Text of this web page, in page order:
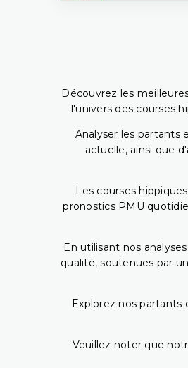
Découvrez les
l'univers des courses
Analyser les partants
actuelle, ainsi que
Les courses
pronostics PMU
En utilisant nos
qualité, soutenues par
Explorez nos
Veuillez noter que